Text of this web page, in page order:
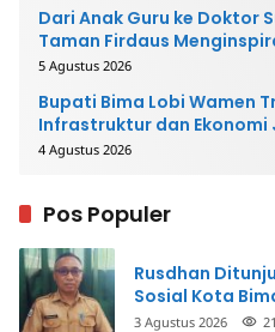
Dari Anak Guru ke Doktor
Taman Firdaus
5 Agustus 2026
Bupati Bima Lobi Wamen
Infrastruktur dan Ekonomi
4 Agustus 2026
Pos Populer
Rusdhan
Sosial Kota
3 Agustus 2026